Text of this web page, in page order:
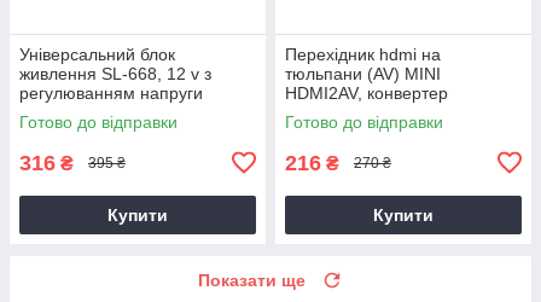
Універсальний блок
живлення SL-668, 12 v з
регулюванням напруги
Solma, адаптер заряджання
(8 насадок)
Готово до відправки
316 ₴ 395 ₴
Купити
Перехідник hdmi на
тюльпани (AV) MINI
HDMI2AV, конвертер
відеосигналу hdmi в av |
переходник hdmi RCA
Готово до відправки
216 ₴ 270 ₴
Купити
Показати ще